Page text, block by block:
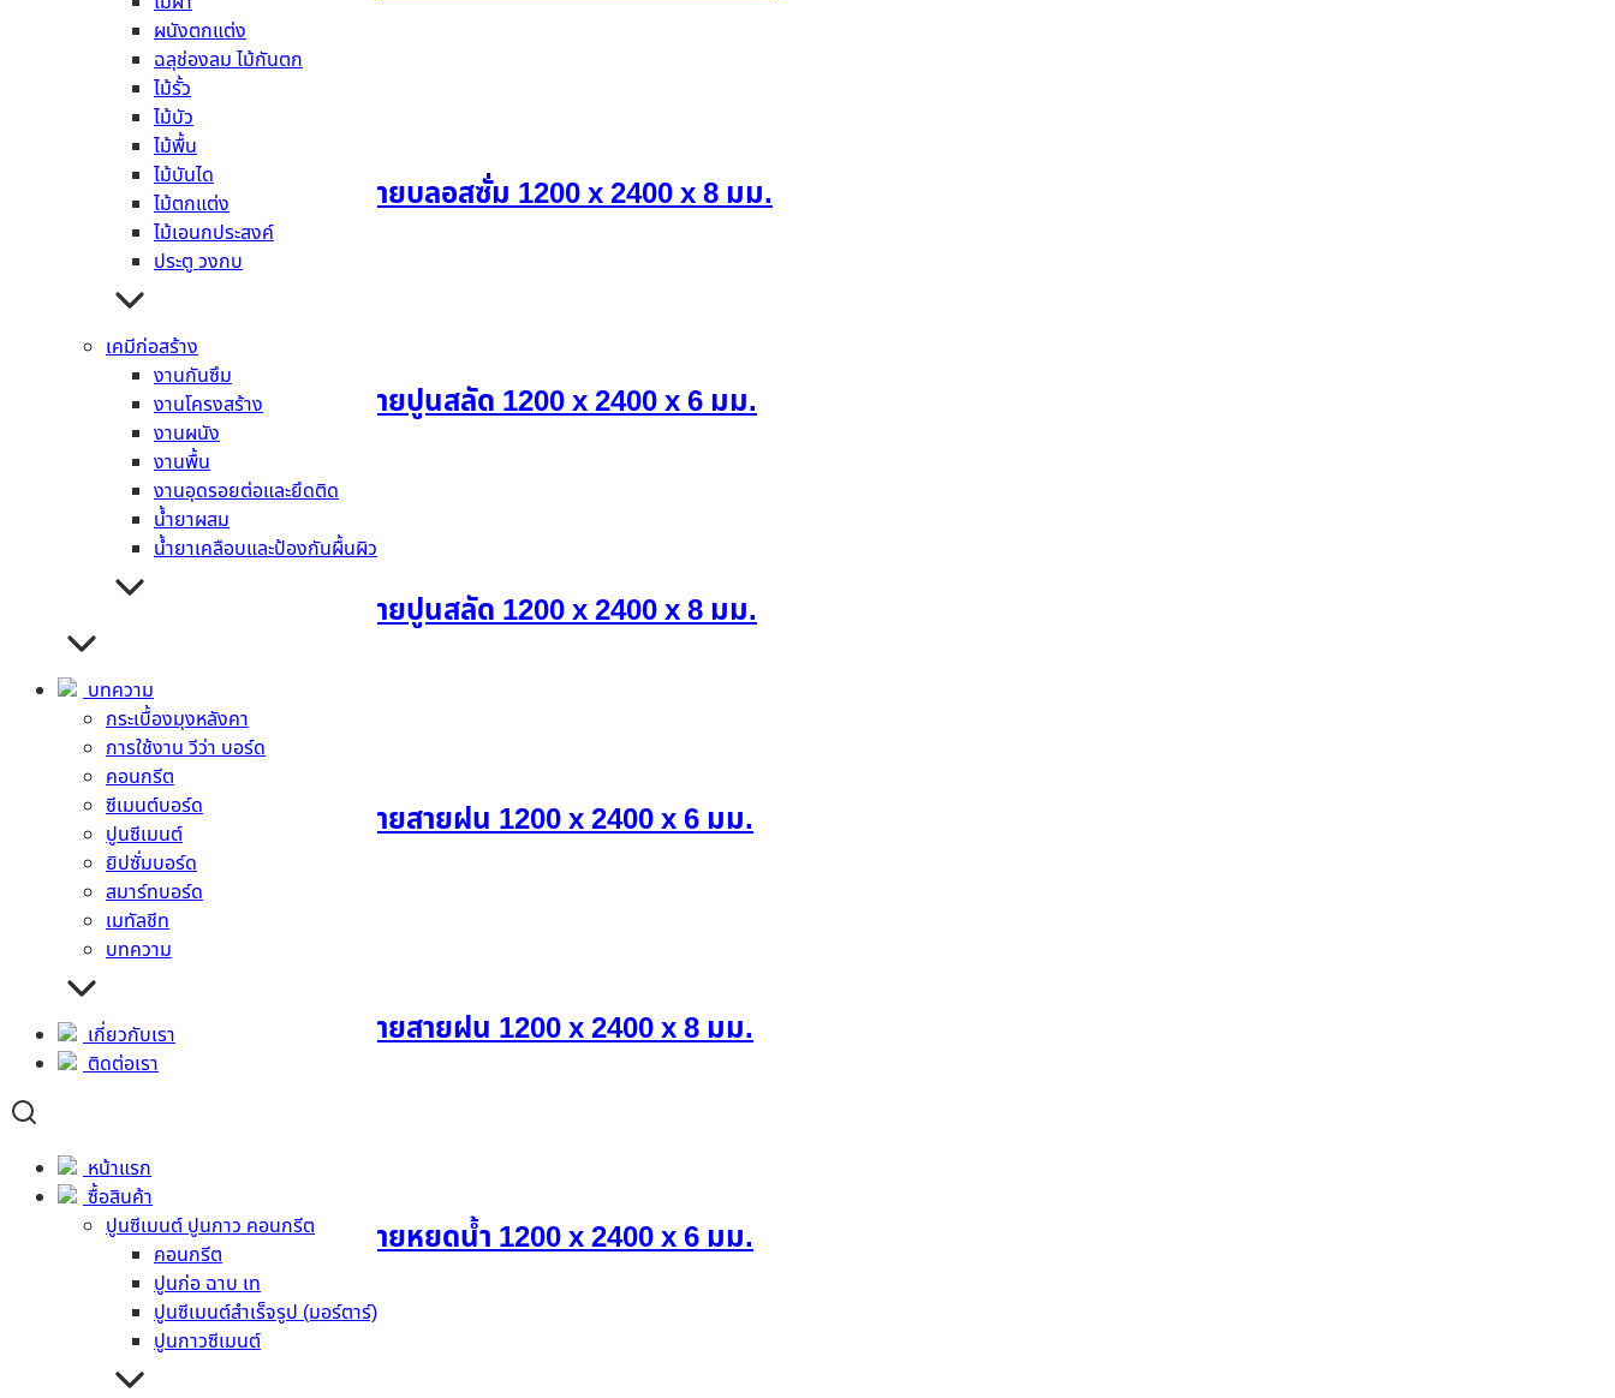
ผนังตกแต่ง
ฉลุช่องลม ไม้กันตก
ไม้รั้ว
ไม้บัว
ไม้พื้น
ไม้บันได
ไม้ตกแต่ง
ไม้เอนกประสงค์
ประตู วงกบ
เคมีก่อสร้าง
งานกันซึม
งานโครงสร้าง
งานผนัง
งานพื้น
งานอุดรอยต่อและยึดติด
น้ำยาผสม
น้ำยาเคลือบและป้องกันผื้นผิว
บทความ
กระเบื้องมุงหลังคา
การใช้งาน วีว่า บอร์ด
คอนกรีต
ซีเมนต์บอร์ด
ปูนซีเมนต์
ยิปซั่มบอร์ด
สมาร์ทบอร์ด
เมทัลชีท
บทความ
เกี่ยวกับเรา
ติดต่อเรา
หน้าแรก
ซื้อสินค้า
ปูนซีเมนต์ ปูนกาว คอนกรีต
คอนกรีต
ปูนก่อ ฉาบ เท
ปูนซีเมนต์สำเร็จรูป (มอร์ตาร์)
ปูนกาวซีเมนต์
แผ่นผนังตกแต่งเฌอร่า ลายบลอสซั่ม 1200 x 2400 x 8 มม.
แผ่นผนังตกแต่งเฌอร่า ลายปูนสลัด 1200 x 2400 x 6 มม.
แผ่นผนังตกแต่งเฌอร่า ลายปูนสลัด 1200 x 2400 x 8 มม.
อ่านเพิ่ม
แผ่นผนังตกแต่งเฌอร่า ลายสายฝน 1200 x 2400 x 6 มม.
อ่านเพิ่ม
แผ่นผนังตกแต่งเฌอร่า ลายสายฝน 1200 x 2400 x 8 มม.
แผ่นผนังตกแต่งเฌอร่า ลายหยดน้ำ 1200 x 2400 x 6 มม.